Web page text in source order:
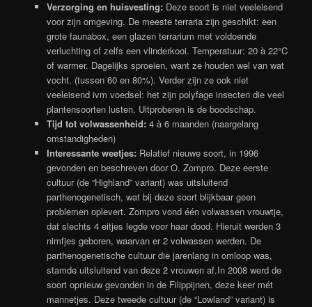
Verzorging en huisvesting: Deze soort is niet veeleisend
voor zijn omgeving. De meeste terraria zijn geschikt: een
grote faunabox, een glazen terrarium met voldoende
verluchting of zelfs een vlinderkooi. Temperatuur: 20 à 22°C
of warmer. Dagelijks sproeien, want ze houden wel van wat
vocht. (tussen 60 en 80%). Verder zijn ze ook niet
veeleisend ivm voedsel: het zijn polyfage insecten die veel
plantensoorten lusten. Uitproberen is de boodschap.
Tijd tot volwassenheid: 4 à 6 maanden (naargelang
omstandigheden)
Interessante weetjes: Relatief nieuwe soort, in 1996
gevonden en beschreven door O. Zompro. Deze eerste
cultuur (de “Highland” variant) was uitsluitend
parthenogenetisch, wat bij deze soort blijkbaar geen
problemen oplevert. Zompro vond één volwassen vrouwtje,
dat slechts 4 eitjes legde voor haar dood. Hieruit werden 3
nimfjes geboren, waarvan er 2 volwassen werden. De
parthenogenetische cultuur die jarenlang in omloop was,
stamde uitsluitend van deze 2 vrouwen af.In 2008 werd de
soort opnieuw gevonden in de Filippijnen, deze keer mét
mannetjes. Deze tweede cultuur (de “Lowland” variant) is